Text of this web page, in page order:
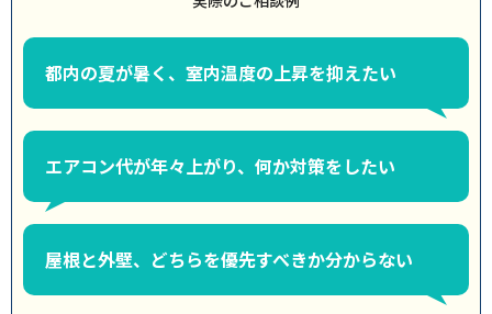
都内の夏が暑く、室内温度の上昇を抑えたい
エアコン代が年々上がり、何か対策をしたい
屋根と外壁、どちらを優先すべきか分からない